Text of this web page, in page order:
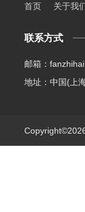
首页 关于我
联系方式
邮箱：
地址：中国(上